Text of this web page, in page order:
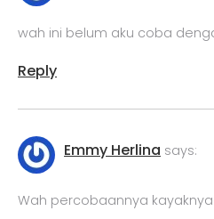
wah ini belum aku coba
Reply
Emmy Herlina says:
Wah percobaannya